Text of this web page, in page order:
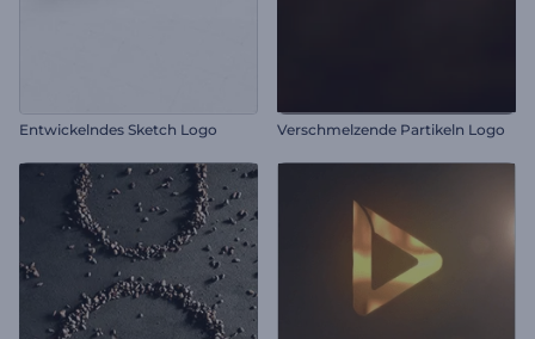
Entwickelndes Sketch Logo Verschmelzende Partikeln Logo